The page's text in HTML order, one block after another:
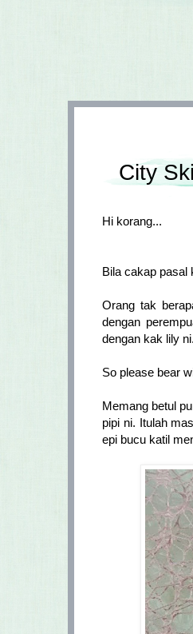
City
Hi korang...
Bila cakap pasal
Orang tak
dengan
dengan kak lily ni.
So please bear
Memang betul
pipi ni. Itulah
epi bucu katil